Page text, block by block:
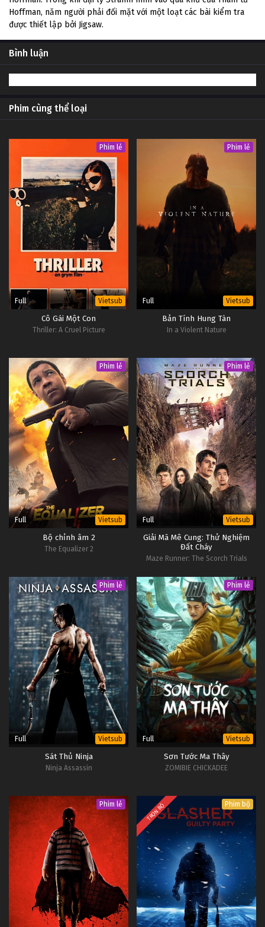
Hoffman, năm người phải đối mặt với một loạt các bài kiểm tra
được thiết lập bởi Jigsaw.
Bình luận
Phim cùng thể loại
Phim lẻ
Full Vietsub
Cô Gái Một Con
Thriller: A Cruel Picture
Phim lẻ
Full Vietsub
Bản Tính Hung Tàn
In a Violent Nature
Phim lẻ
Full Vietsub
Bộ chỉnh âm 2
The Equalizer 2
Phim lẻ
Full Vietsub
Giải Mã Mê Cung: Thử Nghiệm
Đất Cháy
Maze Runner: The Scorch Trials
Phim lẻ
Full Vietsub
Sát Thủ Ninja
Ninja Assassin
Phim lẻ
Full Vietsub
Sơn Tước Ma Thây
ZOMIBIE CHICKADEE
Phim lẻ TRỌN BỘ Phim bộ